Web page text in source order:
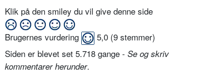
Klik på den smiley du vil give denne side
Brugernes vurdering 5,0 (9 stemmer)
Siden er blevet set 5.718 gange - Se og skriv
kommentarer herunder.